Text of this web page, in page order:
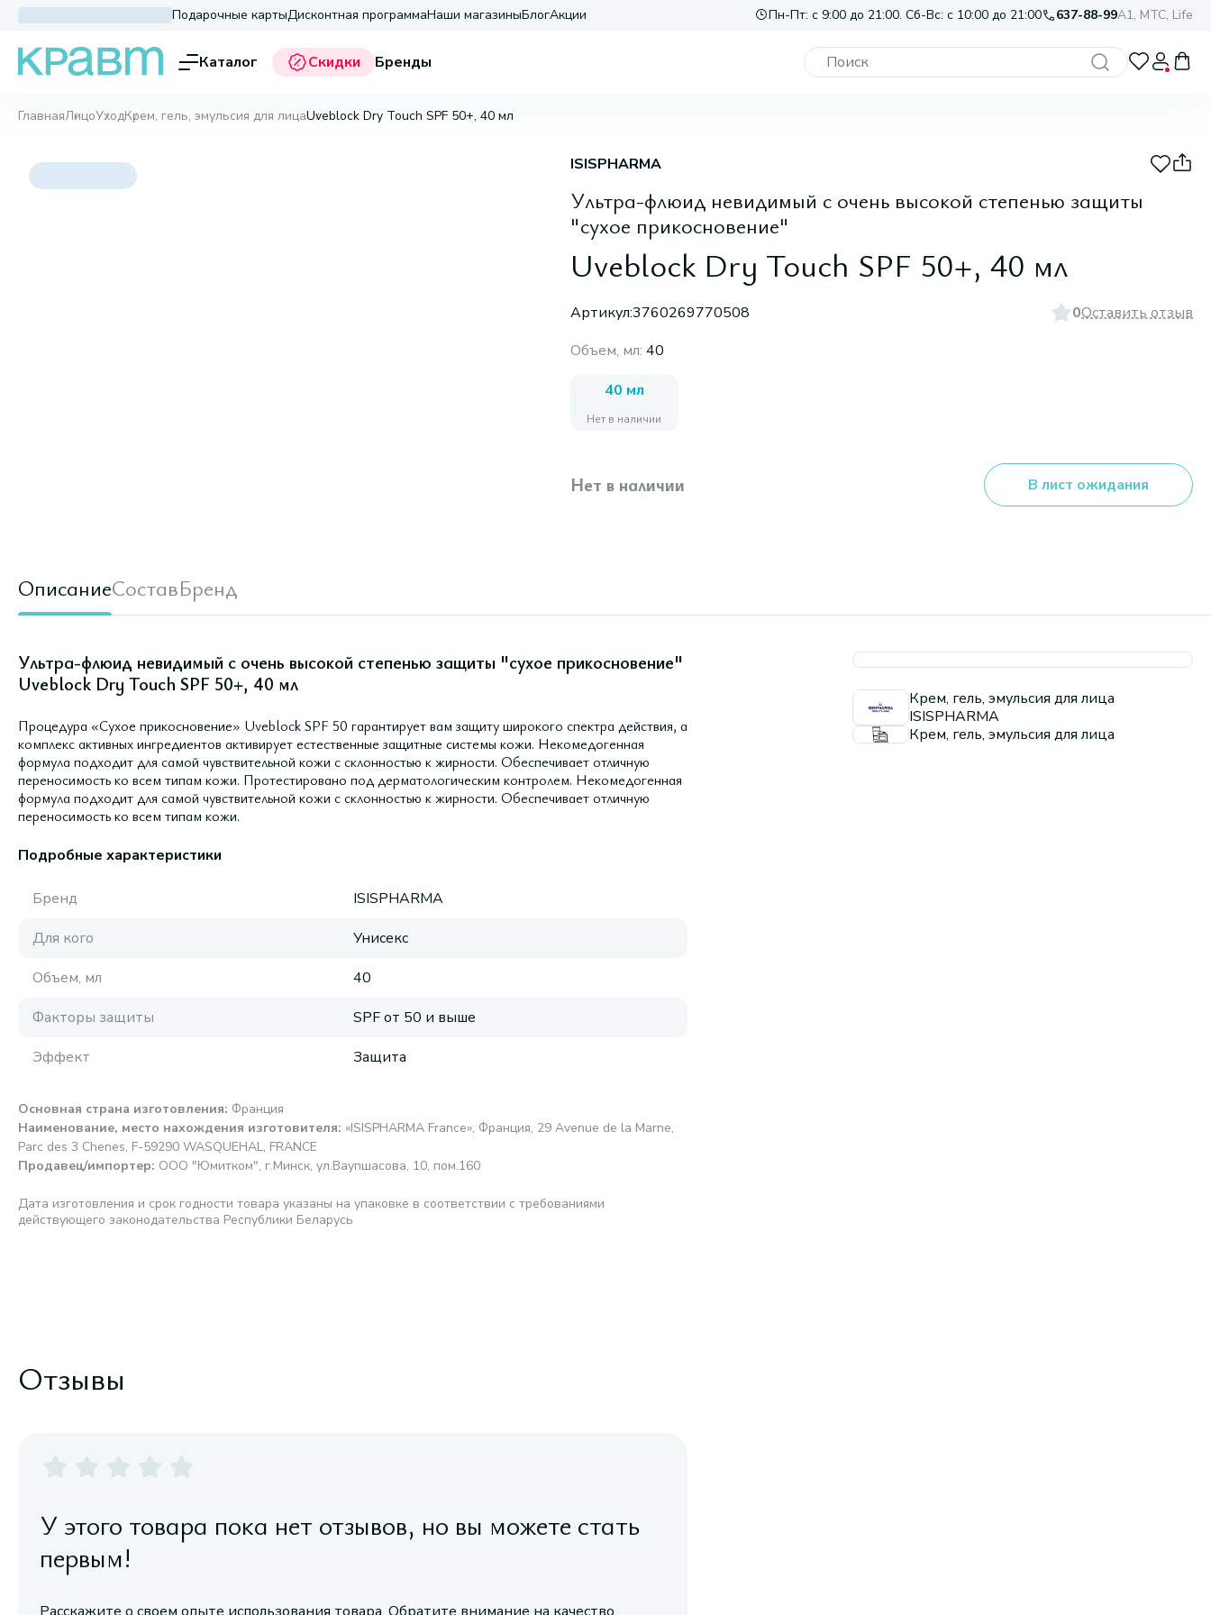
Подарочные картыДисконтная программаНаши магазиныБлогАкции Пн-Пт: с 9:00 до 21:00. Сб-Вс: с 10:00 до 21:00 637-88-99A1, МТС, Life
Каталог Скидки Бренды
ГлавнаяЛицоУходКрем, гель, эмульсия для лицаUveblock Dry Touch SPF 50+, 40 мл
ISISPHARMA
Ультра-флюид невидимый с очень высокой степенью защиты
"сухое прикосновение"
Uveblock Dry Touch SPF 50+, 40 мл
Артикул:3760269770508 0Оставить отзыв
Объем, мл: 40
40 мл
Нет в наличии
Нет в наличии В лист ожидания
ОписаниеСоставБренд
Ультра-флюид невидимый с очень высокой степенью защиты "сухое прикосновение"
Uveblock Dry Touch SPF 50+, 40 мл
Процедура «Сухое прикосновение» Uveblock SPF 50 гарантирует вам защиту широкого спектра действия, а
комплекс активных ингредиентов активирует естественные защитные системы кожи. Некомедогенная
формула подходит для самой чувствительной кожи с склонностью к жирности. Обеспечивает отличную
переносимость ко всем типам кожи. Протестировано под дерматологическим контролем. Некомедогенная
формула подходит для самой чувствительной кожи с склонностью к жирности. Обеспечивает отличную
переносимость ко всем типам кожи.
Подробные характеристики
Бренд
ISISPHARMA
Для кого
Унисекс
Объем, мл
40
Факторы защиты
SPF от 50 и выше
Эффект
Защита
Основная страна изготовления: Франция
Наименование, место нахождения изготовителя: «ISISPHARMA France», Франция, 29 Avenue de la Marne,
Parc des 3 Chenes, F-59290 WASQUEHAL, FRANCE
Продавец/импортер: ООО "Юмитком", г.Минск, ул.Ваупшасова, 10, пом.160
Дата изготовления и срок годности товара указаны на упаковке в соответствии с требованиями
действующего законодательства Республики Беларусь
Крем, гель, эмульсия для лица
ISISPHARMA
Крем, гель, эмульсия для лица
Отзывы
У этого товара пока нет отзывов, но вы можете стать
первым!